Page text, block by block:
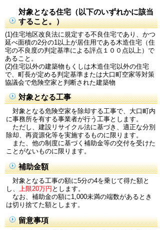
対象となる住宅（以下のいずれかに該当
すること。）
(1)住宅地区改良法に規定する不良住宅であり、かつ
延べ面積の2分の1以上が居住用である木造住宅（住
宅の不良度の判定基準による評点１００点以上）で
あること。
(2)住宅以外の建築物もくしは木造住宅以外の住宅
で、町長が定める判定基準または大口町空家等対策
協議会で危険空家と判断された建築物
対象となる工事
対象となる危険空家を除却する工事で、大口町内
に事務所を有する事業者が行う工事とします。
ただし、建設リサイクル法に基づき、適正な分別
除却、再資源化等を実施するものに限ります。
また、他の制度に基づく補助金等の交付を受けた
ことがないものに限ります。
補助金額
対象となる工事の額に5分の4を乗じて得た額と
し、 上限20万円 とします。
なお、補助金の額に1,000未満の端数があるとき
は切り捨てた額とします。
留意事項